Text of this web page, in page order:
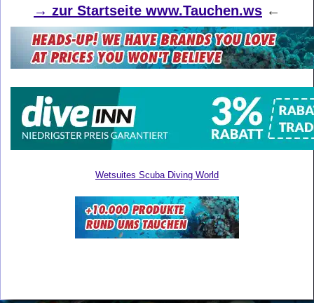
→ zur Startseite www.Tauchen.ws ←
Wetsuites Scuba Diving World